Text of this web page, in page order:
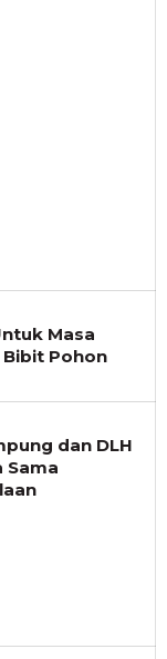
Masa
Bibit Pohon
dan DLH
Sama